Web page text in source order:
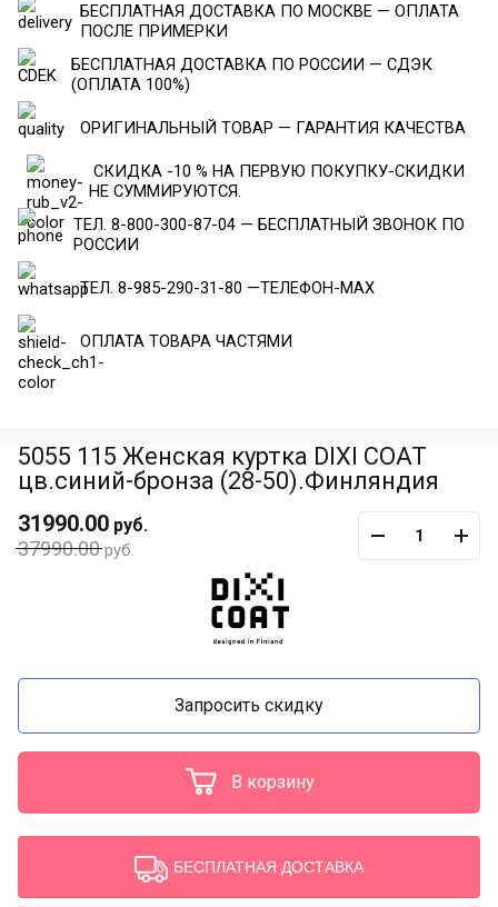
БЕСПЛАТНАЯ ДОСТАВКА ПО МОСКВЕ — ОПЛАТА
ПОСЛЕ ПРИМЕРКИ
БЕСПЛАТНАЯ ДОСТАВКА ПО РОССИИ — СДЭК
(ОПЛАТА 100%)
ОРИГИНАЛЬНЫЙ ТОВАР — ГАРАНТИЯ КАЧЕСТВА
СКИДКА -10 % НА ПЕРВУЮ ПОКУПКУ-СКИДКИ
НЕ СУММИРУЮТСЯ.
ТЕЛ. 8-800-300-87-04 — БЕСПЛАТНЫЙ ЗВОНОК ПО
РОССИИ
ТЕЛ. 8-985-290-31-80 —ТЕЛЕФОН-МАХ
ОПЛАТА ТОВАРА ЧАСТЯМИ
5055 115 Женская куртка DIXI COAT
цв.синий-бронза (28-50).Финляндия
37990.00руб.
31990.00 руб.
В корзину
Запросить скидку
БЕСПЛАТНАЯ ДОСТАВКА